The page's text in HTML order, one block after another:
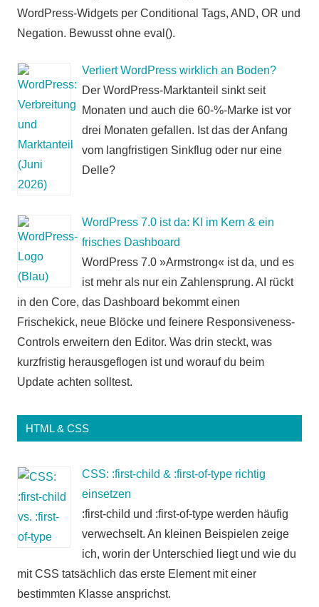
WordPress-Widgets per Conditional Tags, AND, OR und
Negation. Bewusst ohne eval().
Verliert WordPress wirklich an Boden?
Der WordPress-Marktanteil sinkt seit
Monaten und auch die 60-%-Marke ist vor
drei Monaten gefallen. Ist das der Anfang
vom langfristigen Sinkflug oder nur eine
Delle?
WordPress 7.0 ist da: KI im Kern & ein
frisches Dashboard
WordPress 7.0 »Armstrong« ist da, und es
ist mehr als nur ein Zahlensprung. AI rückt
in den Core, das Dashboard bekommt einen
Frischekick, neue Blöcke und feinere Responsiveness-
Controls erweitern den Editor. Was drin steckt, was
kurzfristig herausgeflogen ist und worauf du beim
Update achten solltest.
HTML & CSS
CSS: :first-child & :first-of-type richtig
einsetzen
:first-child und :first-of-type werden häufig
verwechselt. An kleinen Beispielen zeige
ich, worin der Unterschied liegt und wie du
mit CSS tatsächlich das erste Element mit einer
bestimmten Klasse ansprichst.